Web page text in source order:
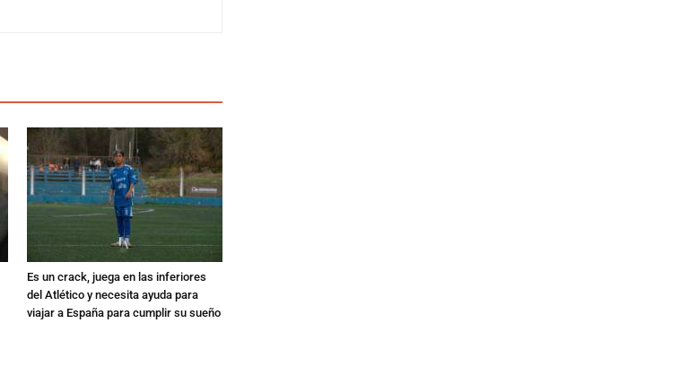
Es un crack, juega en las inferiores
del Atlético y necesita ayuda para
viajar a España para cumplir su sueño